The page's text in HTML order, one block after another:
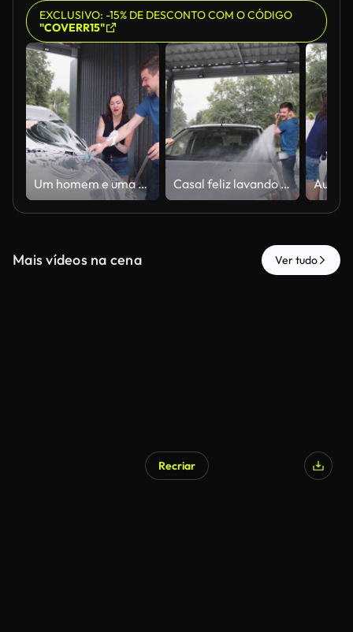
EXCLUSIVO: -15% DE DESCONTO COM O CÓDIGO
"COVERR15"
Um homem e uma mulher em um lava-jato de autoatendimento. Casal feliz lavando carro e se divertindo no quintal em dia ensolarado. A menina e o garoto limpam o carro com espuma e água sob pressão e limpam-no com trapos. Casal feliz lavando carro e se divertindo no quintal em dia ensolarado. Um homem e uma mulher em um lava-jato de autoatendimento. A menina e o garoto limpam o carro com espuma e água sob pressão e limpam-no com trapos.
Mais vídeos na cena Ver tudo
Recriar